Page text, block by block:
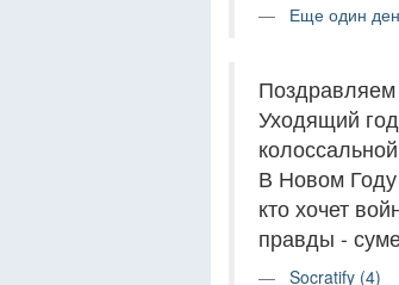
Еще один
Уходящий
В Новом
кто хочет
правды -
Socratify (4)